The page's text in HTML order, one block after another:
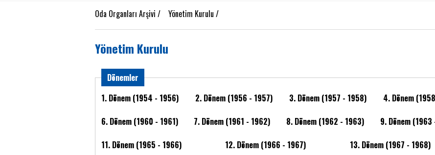
Oda Organları Arşivi / Yönetim Kurulu /
Yönetim Kurulu
Dönemler
1. Dönem (1954 - 1956)
2. Dönem (1956 - 1957) 3. Dönem (1957 - 1958) 4. Dönem
6. Dönem (1960 - 1961)
7. Dönem (1961 - 1962) 8. Dönem (1962 - 1963) 9. Dönem
11. Dönem (1965 - 1966)
12. Dönem (1966 - 1967) 13. Dönem (1967 - 1968)